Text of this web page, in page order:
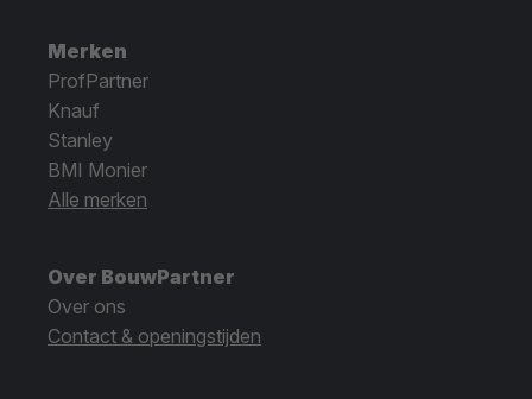
Merken
ProfPartner
Knauf
Stanley
BMI Monier
Alle merken
Over BouwPartner
Over ons
Contact & openingstijden